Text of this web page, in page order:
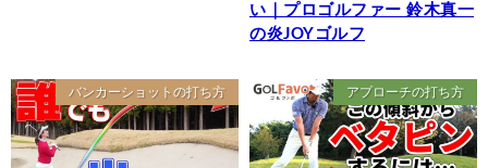
い｜プロゴルファー 鈴木真一
の炎JOYゴルフ
バンカーショットの打ち方 アプローチの打ち方